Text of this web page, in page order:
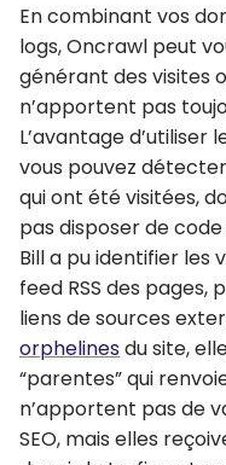
En combinant vos
logs, Oncrawl peut
générant des visites
n’apportent pas
L’avantage d’utiliser
vous pouvez
qui ont été visitées,
pas disposer de
Bill a pu identifier les
feed RSS des
liens de sources
orphelinesdu site,
“parentes” qui
n’apportent pas de
SEO, mais elles